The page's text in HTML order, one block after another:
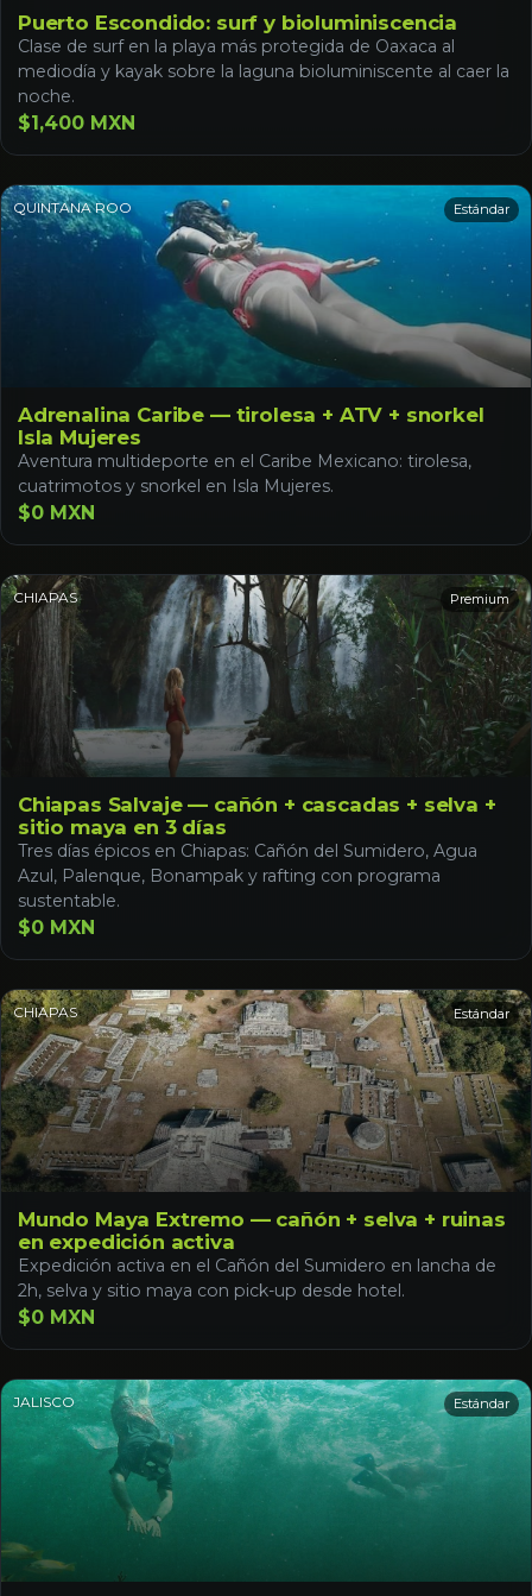
Puerto Escondido: surf y bioluminiscencia
Clase de surf en la playa más protegida de Oaxaca al
mediodía y kayak sobre la laguna bioluminiscente al caer la
noche.
$1,400 MXN
QUINTANA ROO Estándar
Adrenalina Caribe — tirolesa + ATV + snorkel
Isla Mujeres
Aventura multideporte en el Caribe Mexicano: tirolesa,
cuatrimotos y snorkel en Isla Mujeres.
$0 MXN
CHIAPAS Premium
Chiapas Salvaje — cañón + cascadas + selva +
sitio maya en 3 días
Tres días épicos en Chiapas: Cañón del Sumidero, Agua
Azul, Palenque, Bonampak y rafting con programa
sustentable.
$0 MXN
CHIAPAS Estándar
Mundo Maya Extremo — cañón + selva + ruinas
en expedición activa
Expedición activa en el Cañón del Sumidero en lancha de
2h, selva y sitio maya con pick-up desde hotel.
$0 MXN
JALISCO Estándar